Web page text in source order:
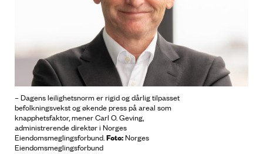
– Dagens leilighetsnorm er rigid og dårlig tilpasset
befolkningsvekst og økende press på areal som
knapphetsfaktor, mener Carl O. Geving,
administrerende direktør i Norges
Eiendomsmeglingsforbund.Foto:Norges
Eiendomsmeglingsforbund